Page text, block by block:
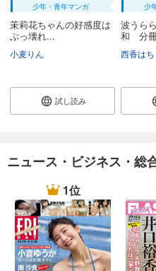
880円 (税込)
週刊東洋経済
880円 (税込)
あらすじを表示する
週刊東洋経済
880円 (税込)
あらすじを表示する
少年・青年マンガ
茉莉花ちゃんの好感度は
ぶっ壊れ...
小麦りん
試し読み
少
波うら
和 分
西香はち
ニュース・ビジネス・総
1位